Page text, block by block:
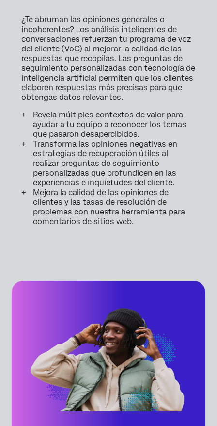
¿Te abruman las opiniones generales o
incoherentes? Los análisis inteligentes de
conversaciones refuerzan tu programa de voz
del cliente (VoC) al mejorar la calidad de las
respuestas que recopilas. Las preguntas de
seguimiento personalizadas con tecnología de
inteligencia artificial permiten que los clientes
elaboren respuestas más precisas para que
obtengas datos relevantes.
Revela múltiples contextos de valor para
ayudar a tu equipo a reconocer los temas
que pasaron desapercibidos.
Transforma las opiniones negativas en
estrategias de recuperación útiles al
realizar preguntas de seguimiento
personalizadas que profundicen en las
experiencias e inquietudes del cliente.
Mejora la calidad de las opiniones de
clientes y las tasas de resolución de
problemas con nuestra herramienta para
comentarios de sitios web.